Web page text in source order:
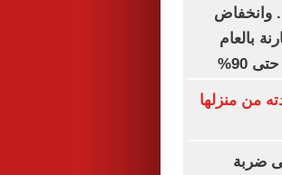
لن يقل عن 93.43%.. وانخفاض
بالعام
من منزلها
ضربة